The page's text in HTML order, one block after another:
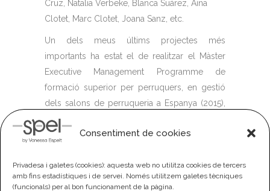
Consentiment de cookies
Privadesa i galetes (cookies): aquesta web no utilitza cookies de tercers
amb fins estadístiques i de servei. Només utilitzem galetes tècniques
(funcionals) per al bon funcionament de la pàgina.
Cruz, Natalia Verbeke, Blanca Suárez, Aina
Clotet, Marc Clotet, Joana Sanz, etc.
Un dels meus últims projectes més
importants ha estat el de realitzar el Màster
Executive Management Programme de
formació superior per perruquers, en gestió
dels salons de perruqueria a Espanya (2015),
desenvolupat per l'escola de negocis ESCP
Europe i la marca líder de perruqueria L'Oréal
Avui dia segueixo tenint la meva Saló i
segueixo a l'Oréal col·laborant com a